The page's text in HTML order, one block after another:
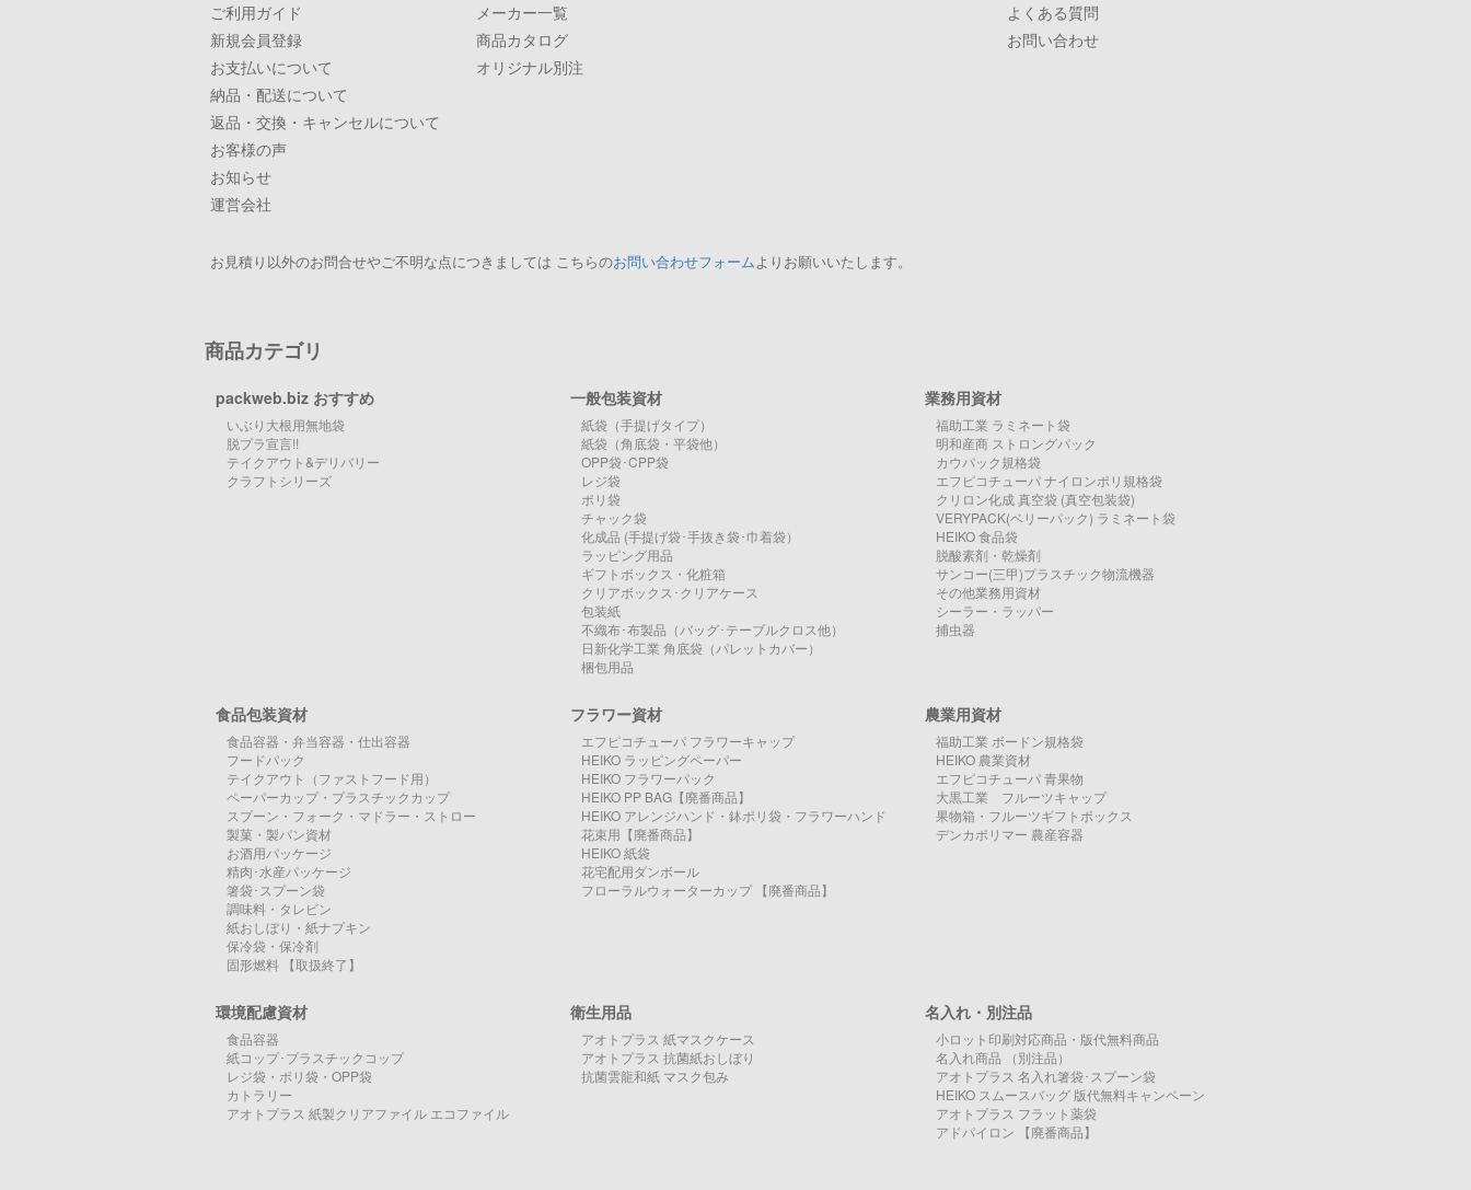
ご利用ガイド
新規会員登録
お支払いについて
納品・配送について
返品・交換・キャンセルについて
お客様の声
お知らせ
運営会社
メーカー一覧
商品カタログ
オリジナル別注
よくある質問
お問い合わせ
お見積り以外のお問合せやご不明な点につきましては こちらのお問い合わせフォームよりお願いいたします。
商品カテゴリ
packweb.biz おすすめ
いぶり大根用無地袋
脱プラ宣言!!
テイクアウト&デリバリー
クラフトシリーズ
一般包装資材
紙袋（手提げタイプ）
紙袋（角底袋・平袋他）
OPP袋･CPP袋
レジ袋
ポリ袋
チャック袋
化成品 (手提げ袋･手抜き袋･巾着袋）
ラッピング用品
ギフトボックス・化粧箱
クリアボックス･クリアケース
包装紙
不織布･布製品（バッグ･テーブルクロス他）
日新化学工業 角底袋（パレットカバー）
梱包用品
業務用資材
福助工業 ラミネート袋
明和産商 ストロングパック
カウパック規格袋
エフピコチューパ ナイロンポリ規格袋
クリロン化成 真空袋 (真空包装袋)
VERYPACK(ベリーパック) ラミネート袋
HEIKO 食品袋
脱酸素剤・乾燥剤
サンコー(三甲)プラスチック物流機器
その他業務用資材
シーラー・ラッパー
捕虫器
食品包装資材
食品容器・弁当容器・仕出容器
フードパック
テイクアウト（ファストフード用）
ペーパーカップ・プラスチックカップ
スプーン・フォーク・マドラー・ストロー
製菓・製パン資材
お酒用パッケージ
精肉･水産パッケージ
箸袋･スプーン袋
調味料・タレビン
紙おしぼり・紙ナプキン
保冷袋・保冷剤
固形燃料 【取扱終了】
フラワー資材
エフピコチューパ フラワーキャップ
HEIKO ラッピングペーパー
HEIKO フラワーパック
HEIKO PP BAG【廃番商品】
HEIKO アレンジハンド・鉢ポリ袋・フラワーハンド
花束用【廃番商品】
HEIKO 紙袋
花宅配用ダンボール
フローラルウォーターカップ 【廃番商品】
農業用資材
福助工業 ボードン規格袋
HEIKO 農業資材
エフピコチューパ 青果物
大黒工業 フルーツキャップ
果物箱・フルーツギフトボックス
デンカポリマー 農産容器
環境配慮資材
食品容器
紙コップ･プラスチックコップ
レジ袋・ポリ袋・OPP袋
カトラリー
アオトプラス 紙製クリアファイル エコファイル
衛生用品
アオトプラス 紙マスクケース
アオトプラス 抗菌紙おしぼり
抗菌雲龍和紙 マスク包み
名入れ・別注品
小ロット印刷対応商品・版代無料商品
名入れ商品 （別注品）
アオトプラス 名入れ箸袋･スプーン袋
HEIKO スムースバッグ 版代無料キャンペーン
アオトプラス フラット薬袋
アドパイロン 【廃番商品】